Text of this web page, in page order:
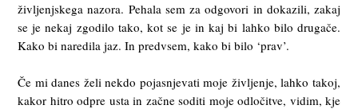
življenjskega nazora. Pehala sem za odgovori in dokazili, zakaj
se je nekaj zgodilo tako, kot se je in kaj bi lahko bilo drugače.
Kako bi naredila jaz. In predvsem, kako bi bilo ‘prav’.
Če mi danes želi nekdo pojasnjevati moje življenje, lahko takoj,
kakor hitro odpre usta in začne soditi moje odločitve, vidim, kje